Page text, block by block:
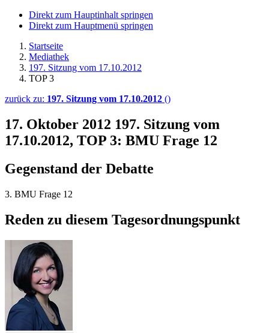
Direkt zum Hauptinhalt springen
Direkt zum Hauptmenü springen
Startseite
Mediathek
197. Sitzung vom 17.10.2012
TOP 3
zurück zu: 197. Sitzung vom 17.10.2012 ()
17. Oktober 2012 197. Sitzung vom
17.10.2012, TOP 3: BMU Frage 12
Gegenstand der Debatte
3. BMU Frage 12
Reden zu diesem Tagesordnungspunkt